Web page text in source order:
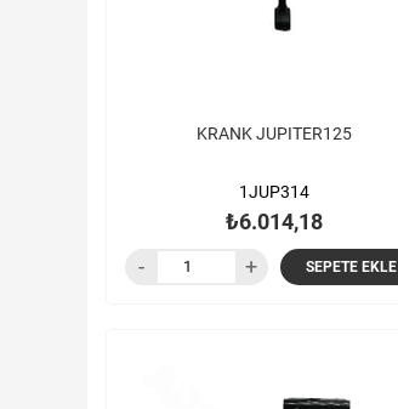
KRANK JUPITER125
1JUP314
₺6.014,18
SEPETE EKLE